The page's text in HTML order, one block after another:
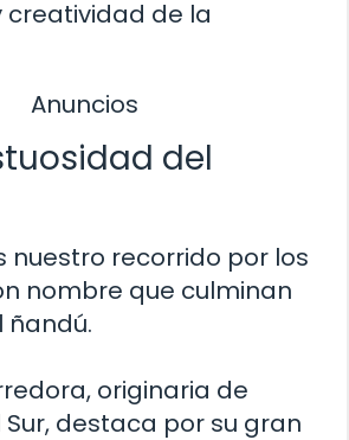
creatividad de la
Anuncios
del
nuestro recorrido por los
nombre que culminan
ñandú.
originaria de
destaca por su gran